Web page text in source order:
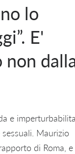
lo
E'
non
e imperturbabilita
Maurizio
di Roma, e